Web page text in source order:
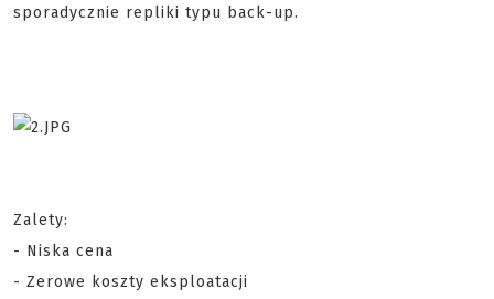
sporadycznie repliki typu back-up.
Zalety:
- Niska cena
- Zerowe koszty eksploatacji